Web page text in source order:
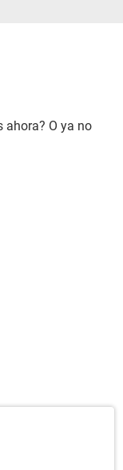
ahora? O ya no